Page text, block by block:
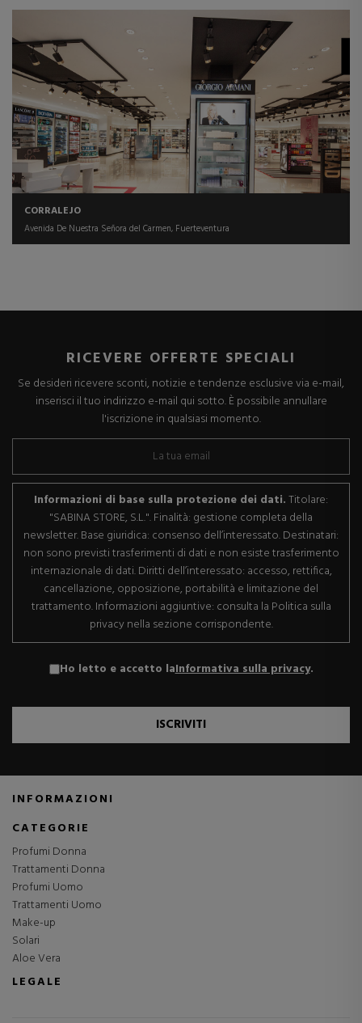
CORRALEJO
Avenida De Nuestra Señora del Carmen, Fuerteventura
RICEVERE OFFERTE SPECIALI
Se desideri ricevere sconti, notizie e tendenze esclusive via e-mail,
inserisci il tuo indirizzo e-mail qui sotto. È possibile annullare
l'iscrizione in qualsiasi momento.
Informazioni di base sulla protezione dei dati.Titolare:
"SABINA STORE, S.L.". Finalità: gestione completa della
newsletter. Base giuridica: consenso dell’interessato. Destinatari:
non sono previsti trasferimenti di dati e non esiste trasferimento
internazionale di dati. Diritti dell’interessato: accesso, rettifica,
cancellazione, opposizione, portabilità e limitazione del
trattamento. Informazioni aggiuntive: consulta la Politica sulla
privacy nella sezione corrispondente.
Ho letto e accetto laInformativa sulla privacy.
ISCRIVITI
INFORMAZIONI
CATEGORIE
Profumi Donna
Trattamenti Donna
Profumi Uomo
Trattamenti Uomo
Make-up
Solari
Aloe Vera
LEGALE